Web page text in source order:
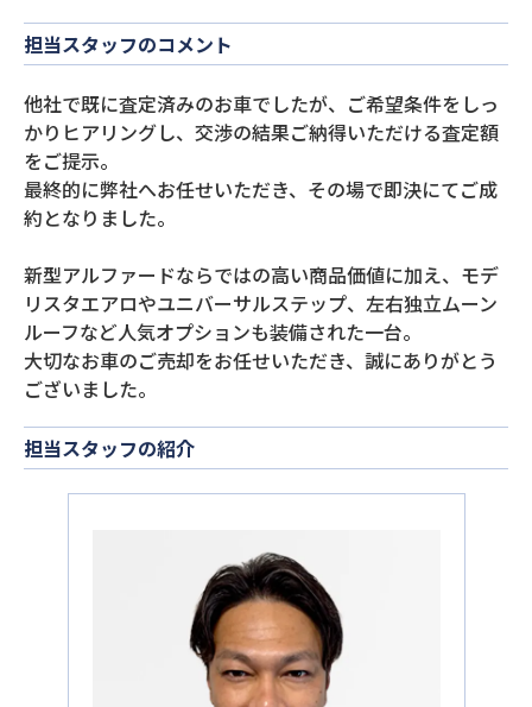
担当スタッフのコメント
他社で既に査定済みのお車でしたが、ご希望条件をしっ
かりヒアリングし、交渉の結果ご納得いただける査定額
をご提示。
最終的に弊社へお任せいただき、その場で即決にてご成
約となりました。
新型アルファードならではの高い商品価値に加え、モデ
リスタエアロやユニバーサルステップ、左右独立ムーン
ルーフなど人気オプションも装備された一台。
大切なお車のご売却をお任せいただき、誠にありがとう
ございました。
担当スタッフの紹介